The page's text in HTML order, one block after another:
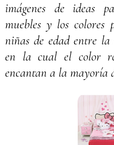
imágenes de ideas
muebles y los colores
niñas de edad entre
en la cual el color
encantan a la mayoría